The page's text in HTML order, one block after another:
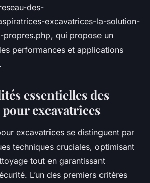
des-
excavatrices-la-solution-
qui propose un
performances et applications
essentielles des
excavatrices
excavatrices se distinguent par
techniques cruciales, optimisant
tout en garantissant
L’un des premiers critères